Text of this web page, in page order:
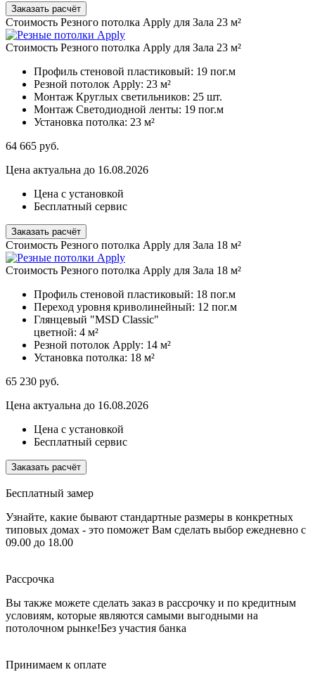
Заказать расчёт
Стоимость Резного потолка Apply для Зала 23 м²
Стоимость Резного потолка Apply для Зала 23 м²
Профиль стеновой пластиковый: 19 пог.м
Резной потолок Apply: 23 м²
Монтаж Круглых светильников: 25 шт.
Монтаж Светодиодной ленты: 19 пог.м
Установка потолка: 23 м²
64 665 руб.
Цена актуальна до 16.08.2026
Цена с установкой
Бесплатный сервис
Заказать расчёт
Стоимость Резного потолка Apply для Зала 18 м²
Стоимость Резного потолка Apply для Зала 18 м²
Профиль стеновой пластиковый: 18 пог.м
Переход уровня криволинейный: 12 пог.м
Глянцевый "MSD Classic"
цветной: 4 м²
Резной потолок Apply: 14 м²
Установка потолка: 18 м²
65 230 руб.
Цена актуальна до 16.08.2026
Цена с установкой
Бесплатный сервис
Заказать расчёт
Бесплатный замер
Узнайте, какие бывают стандартные размеры в конкретных
типовых домах - это поможет Вам сделать выбор ежедневно с
09.00 до 18.00
Рассрочка
Вы также можете сделать заказ в рассрочку и по кредитным
условиям, которые являются самыми выгодными на
потолочном рынке!Без участия банка
Принимаем к оплате